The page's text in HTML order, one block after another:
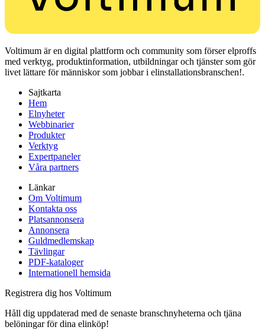
Voltimum är en digital plattform och community som förser elproffs
med verktyg, produktinformation, utbildningar och tjänster som gör
livet lättare för människor som jobbar i elinstallationsbranschen!.
Sajtkarta
Hem
Elnyheter
Webbinarier
Produkter
Verktyg
Expertpaneler
Våra partners
Länkar
Om Voltimum
Kontakta oss
Platsannonsera
Annonsera
Guldmedlemskap
Tävlingar
PDF-kataloger
Internationell hemsida
Registrera dig hos Voltimum
Håll dig uppdaterad med de senaste branschnyheterna och tjäna
belöningar för dina elinköp!